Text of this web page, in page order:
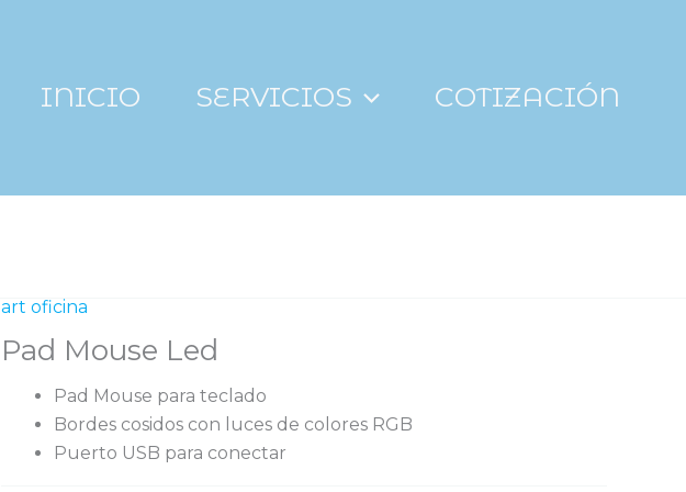
INICIO SERVICIOS COTIZACIÓN
art oficina
Pad Mouse Led
Pad Mouse para teclado
Bordes cosidos con luces de colores RGB
Puerto USB para conectar